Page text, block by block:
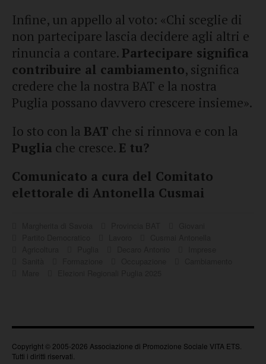
Infine, un appello al voto: «Chi sceglie di
non partecipare lascia decidere agli altri e
rinuncia a contare. Partecipare significa
contribuire al cambiamento, significa
credere che la nostra BAT e la nostra
Puglia possano davvero crescere insieme».
Io sto con la BAT che si rinnova e con la
Puglia che cresce. E tu?
Comunicato a cura del Comitato
elettorale di Antonella Cusmai
Copyright © 2005-2026 Associazione di Promozione Sociale VITA ETS.
Tutti i diritti riservati.